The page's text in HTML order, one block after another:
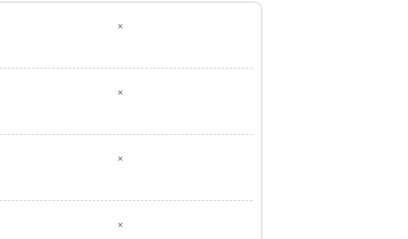
×
×
×
×